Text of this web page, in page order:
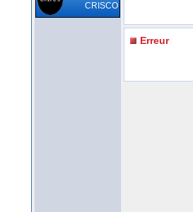
CRISCO
Erreur